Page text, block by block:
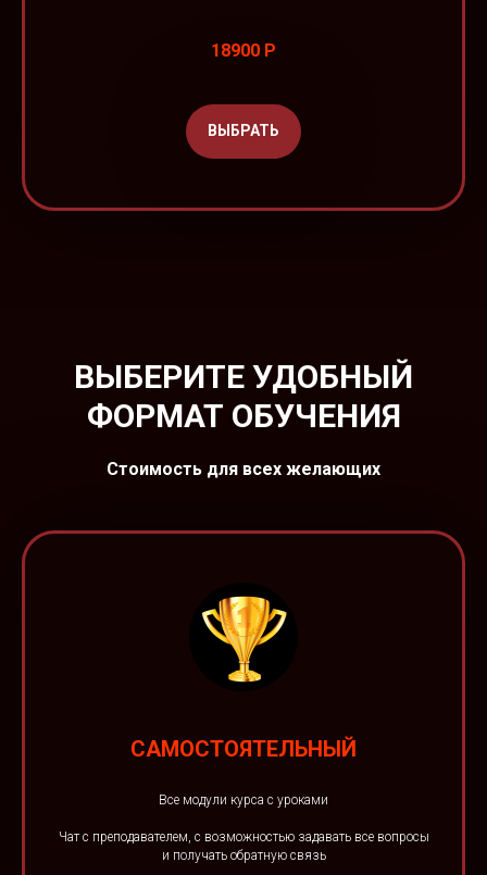
18900 Р
ВЫБРАТЬ
ВЫБЕРИТЕ УДОБНЫЙ
ФОРМАТ ОБУЧЕНИЯ
Стоимость для всех желающих
САМОСТОЯТЕЛЬНЫЙ
Все модули курса с уроками
Чат с преподавателем, с возможностью задавать все вопросы
и получать обратную связь